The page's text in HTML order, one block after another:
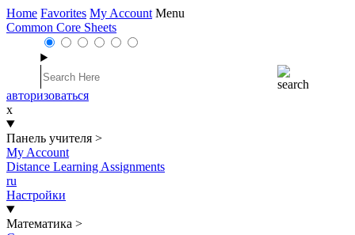
Home Favorites My Account Menu
Common Core Sheets
авторизоваться
x
Панель учителя >
My Account
Distance Learning Assignments
ru
Настройки
Математика >